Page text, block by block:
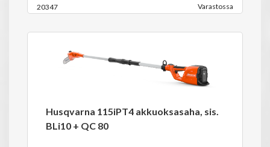
20347 Varastossa
Husqvarna 115iPT4 akkuoksasaha, sis.
BLi10 + QC 80